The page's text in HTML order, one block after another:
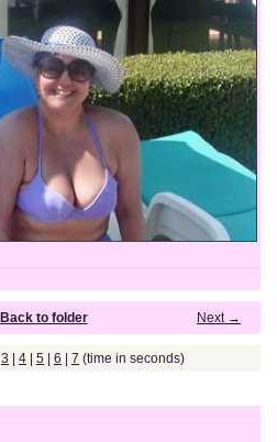
Next →
Back to folder
3 4 5 6 7 (time in seconds)